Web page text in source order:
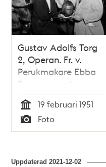
teman
Gustav Adolfs Torg
2, Operan. Fr. v.
Perukmakare Ebba
Berg, sonen Lasse
och perukmakare
Atos Berg. Hela
familjen är verksam
vid perukmakeriet
Tid
19 februari 1951
Typ
Foto
Uppdaterad2021-12-02